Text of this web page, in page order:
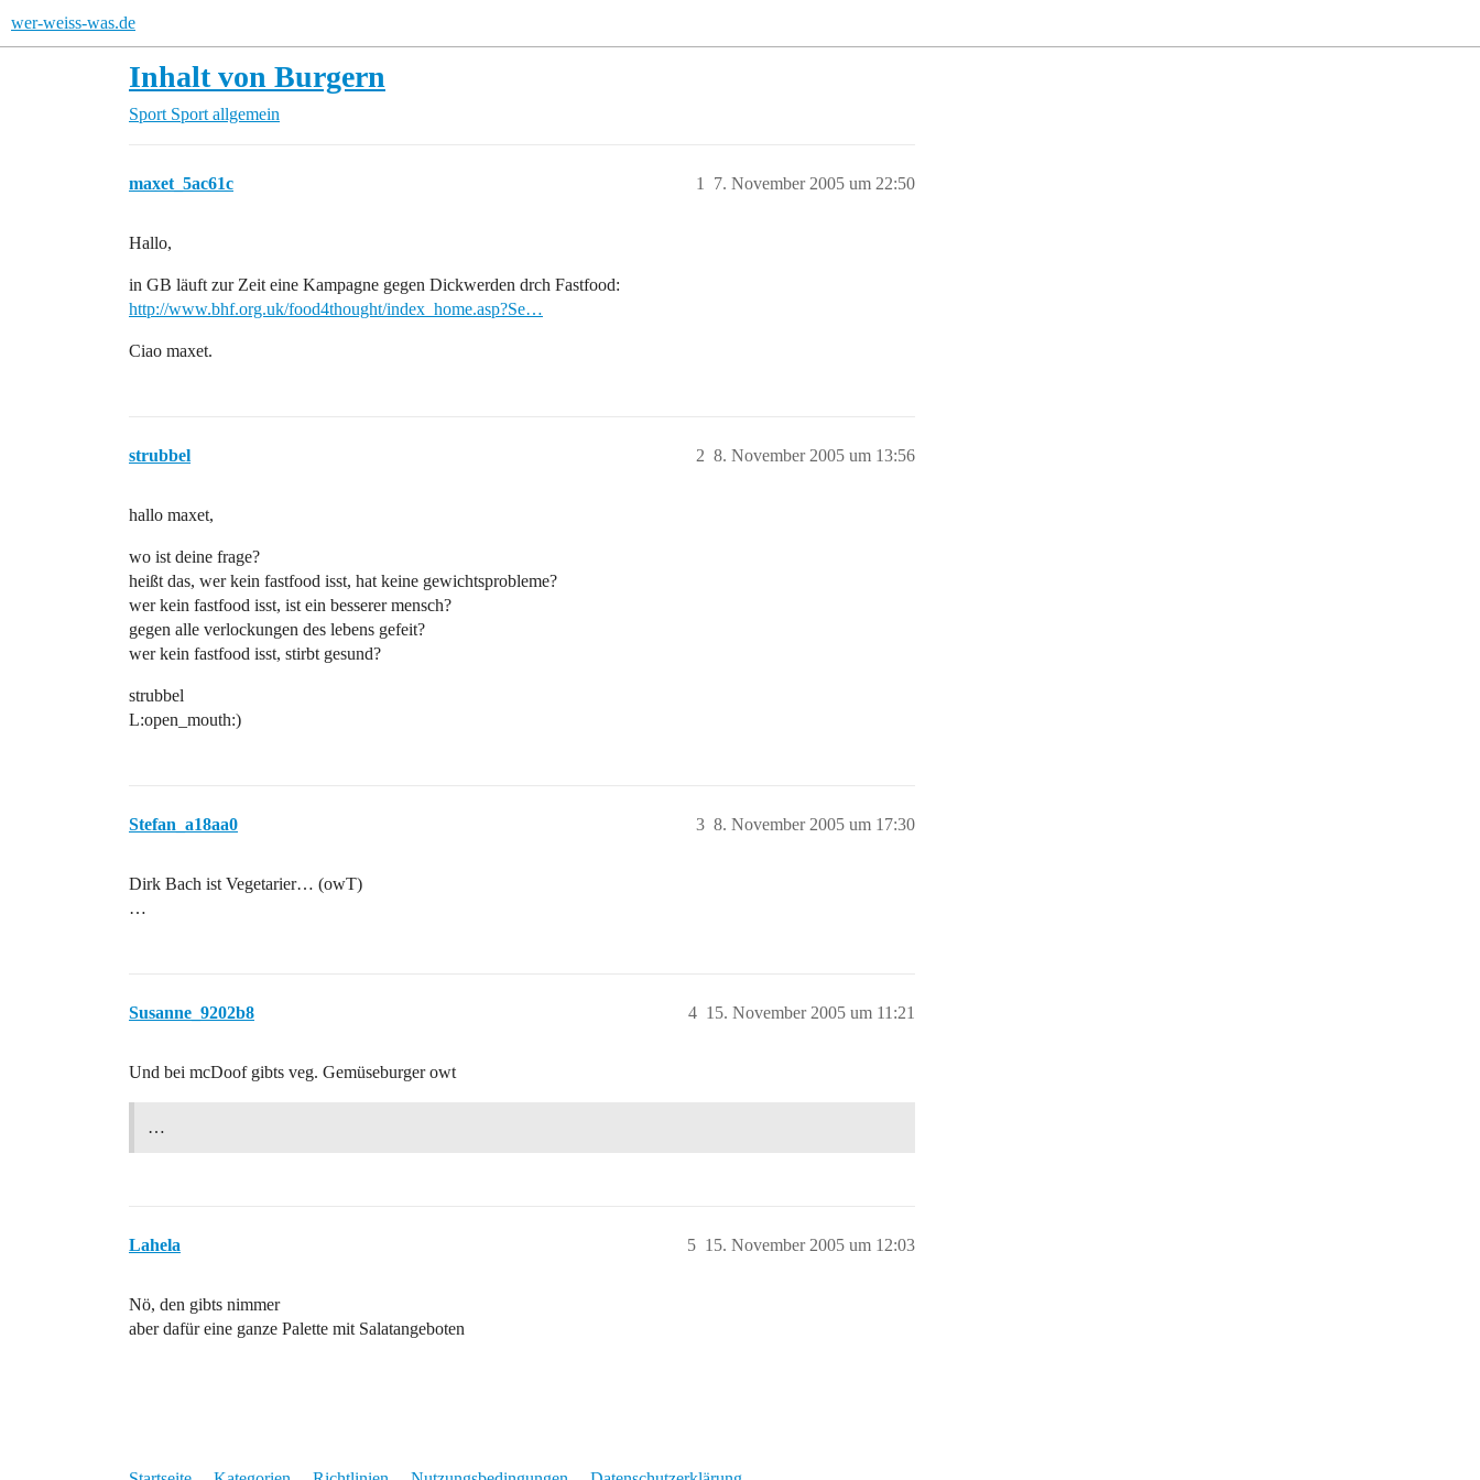
wer-weiss-was.de
Inhalt von Burgern
Sport Sport allgemein
maxet_5ac61c 7. November 2005 um 22:50
1
Hallo,
in GB läuft zur Zeit eine Kampagne gegen Dickwerden drch Fastfood:
http://www.bhf.org.uk/food4thought/index_home.asp?Se…
Ciao maxet.
strubbel 8. November 2005 um 13:56
2
hallo maxet,
wo ist deine frage?
heißt das, wer kein fastfood isst, hat keine gewichtsprobleme?
wer kein fastfood isst, ist ein besserer mensch?
gegen alle verlockungen des lebens gefeit?
wer kein fastfood isst, stirbt gesund?
strubbel
L:open_mouth:)
Stefan_a18aa0 8. November 2005 um 17:30
3
Dirk Bach ist Vegetarier… (owT)
…
Susanne_9202b8 15. November 2005 um 11:21
4
Und bei mcDoof gibts veg. Gemüseburger owt
…
Lahela 15. November 2005 um 12:03
5
Nö, den gibts nimmer
aber dafür eine ganze Palette mit Salatangeboten